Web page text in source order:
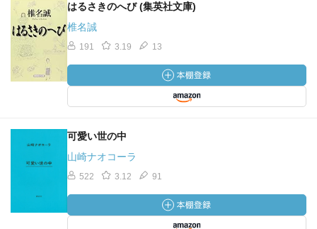
はるさきのへび (集英社文庫)
椎名誠
191 3.19 13
可愛い世の中
山崎ナオコーラ
522 3.12 91